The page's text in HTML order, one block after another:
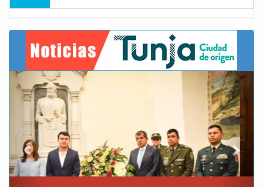
Previous Next